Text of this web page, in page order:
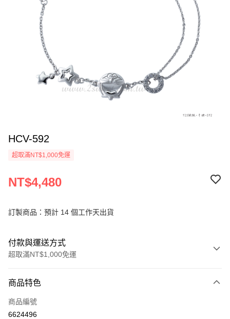
HCV-592
超取滿NT$1,000免運
NT$4,480
訂製商品：預計 14 個工作天出貨
付款與運送方式
超取滿NT$1,000免運
信用卡一次付款
信用卡分期付款
商品特色
商品編號
6624496